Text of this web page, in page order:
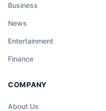
Business
News
Entertainment
Finance
COMPANY
About Us